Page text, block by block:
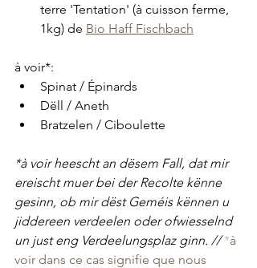
terre 'Tentation' (à cuisson ferme,
1kg) de Bio Haff Fischbach
à voir*:
Spinat / Épinards
Dëll / Aneth
Bratzelen / Ciboulette
*à voir heescht an dësem Fall, dat mir
ereischt muer bei der Recolte kënne
gesinn, ob mir dëst Geméis kënnen u
jiddereen verdeelen oder ofwiesselnd
un just eng Verdeelungsplaz ginn. // *à
voir dans ce cas signifie que nous